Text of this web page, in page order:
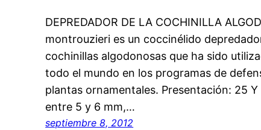
DEPREDADOR DE LA COCHINILLA
montrouzieri es un coccinélido
cochinillas algodonosas que ha sido
todo el mundo en los programas de
plantas ornamentales. Presentación: 25
entre 5 y 6 mm,…
septiembre 8, 2012